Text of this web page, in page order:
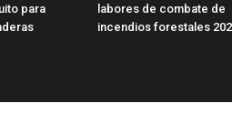
para
labores de combate de
incendios forestales